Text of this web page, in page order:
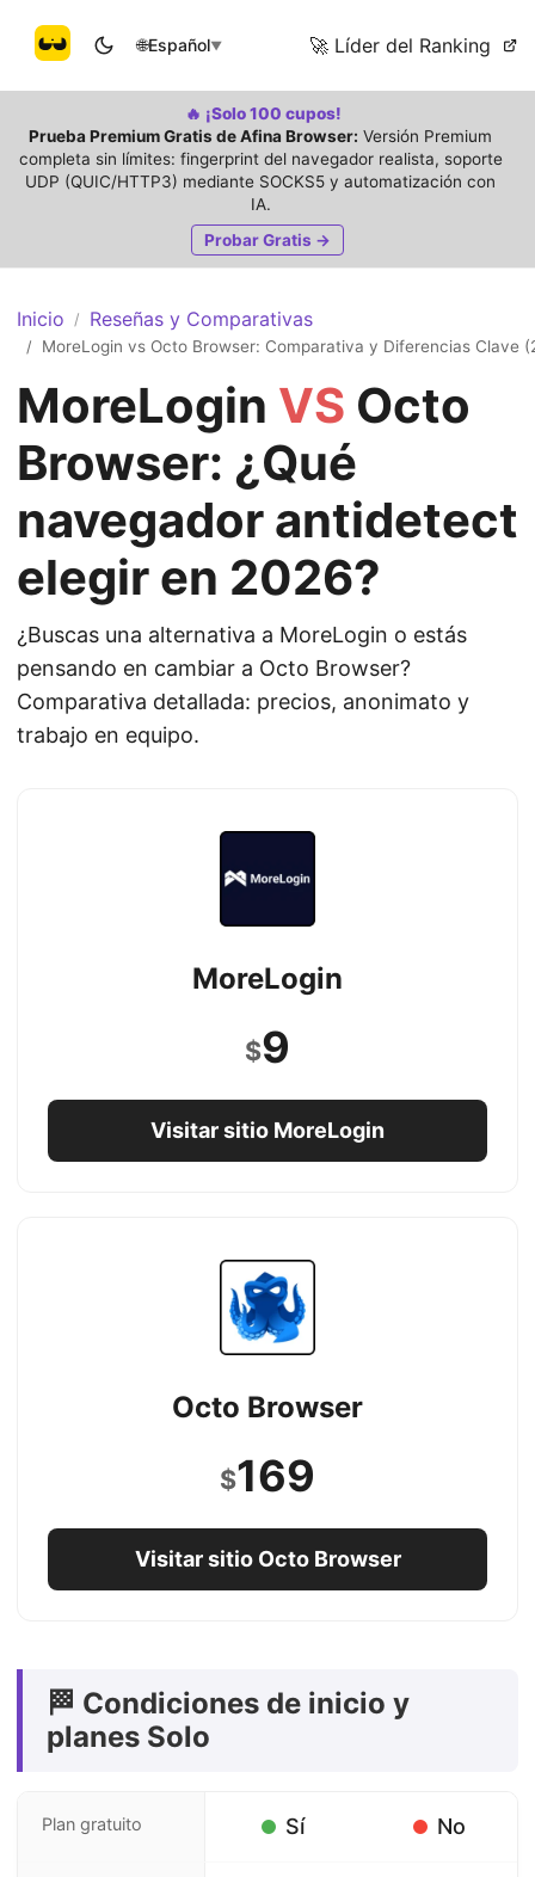
🌐Español▼ 🚀 Líder del Ranking
🔥 ¡Solo 100 cupos!
Prueba Premium Gratis de Afina Browser: Versión Premium
completa sin límites: fingerprint del navegador realista, soporte
UDP (QUIC/HTTP3) mediante SOCKS5 y automatización con
IA.
Probar Gratis →
Inicio / Reseñas y Comparativas
/ MoreLogin vs Octo Browser: Comparativa y Diferencias Clave
MoreLogin VS Octo
Browser: ¿Qué
navegador antidetect
elegir en 2026?
¿Buscas una alternativa a MoreLogin o estás
pensando en cambiar a Octo Browser?
Comparativa detallada: precios, anonimato y
trabajo en equipo.
MoreLogin
$9
Visitar sitio MoreLogin
Octo Browser
$169
Visitar sitio Octo Browser
🏁 Condiciones de inicio y
planes Solo
Plan gratuito Sí No